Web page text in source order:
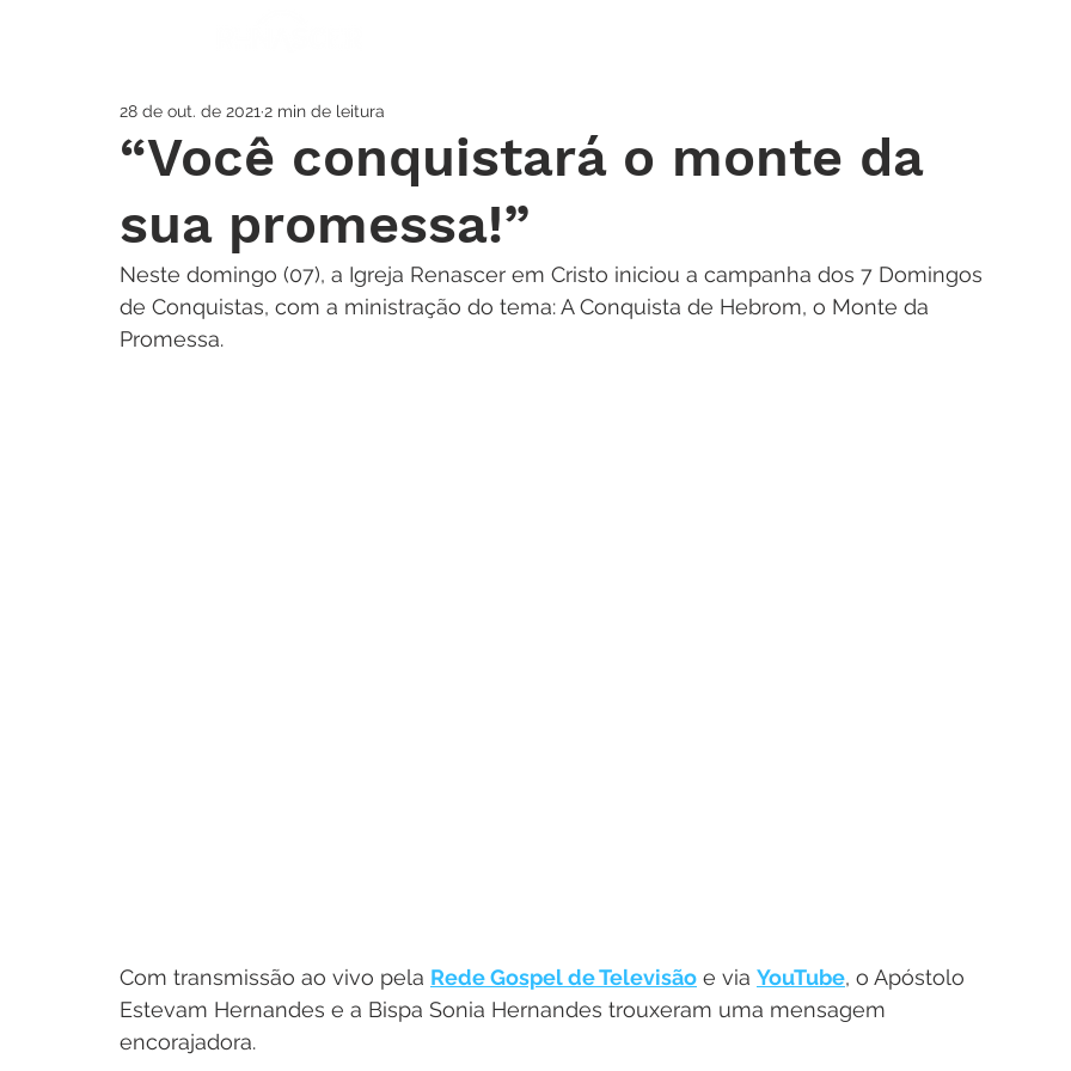
“Você conquistará o monte da
sua promessa!”
28 de out. de 2021 2 min de leitura
Neste domingo (07), a Igreja Renascer em Cristo iniciou a campanha dos 7 Domingos
de Conquistas, com a ministração do tema: A Conquista de Hebrom, o Monte da
Promessa.
Com transmissão ao vivo pela Rede Gospel de Televisão e via YouTube, o Apóstolo
Estevam Hernandes e a Bispa Sonia Hernandes trouxeram uma mensagem
encorajadora.